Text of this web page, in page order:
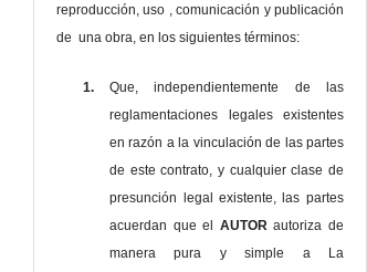
reproducción, uso , comunicación y publicación
de una obra, en los siguientes términos:
1.
Que, independientemente de las
reglamentaciones legales existentes
en razón a la vinculación de las partes
de este contrato, y cualquier clase de
presunción legal existente, las partes
acuerdan que el AUTORautoriza de
manera pura y simple a La